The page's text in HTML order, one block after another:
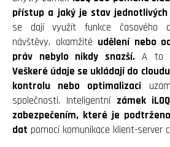
přístup a jaký je stav jednotlivých
se dají využít funkce časového
návštěvy, okamžité udělení nebo
práv nebylo nikdy snazší.A to
Veškeré údaje se ukládají do
kontrolu nebo optimalizaci
společnosti. Inteligentní zámek
zabezpečením, které je
dat pomocí komunikace klient-server